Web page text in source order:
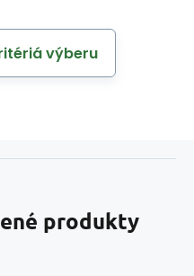
výberu
produkty